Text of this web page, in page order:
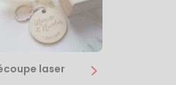
laser